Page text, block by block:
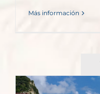
Más información